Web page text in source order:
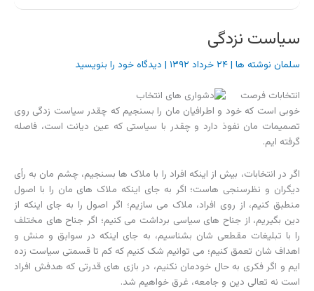
سیاست نزدگی
سلمان نوشته ها |۲۴ خرداد ۱۳۹۲ | دیدگاه‌ خود را بنویسید
انتخابات فرصت
خوبی است که خود و اطرافیان مان را بسنجیم که چقدر سیاست زدگی روی
تصمیمات مان نفوذ دارد و چقدر با سیاستی که عین دیانت است، فاصله
گرفته ایم.
اگر در انتخابات، بیش از اینکه افراد را با ملاک ها بسنجیم، چشم مان به رأی
دیگران و نظرسنجی هاست؛ اگر به جای اینکه ملاک های مان را با اصول
منطبق کنیم، از روی افراد، ملاک می سازیم؛ اگر اصول را به جای اینکه از
دین بگیریم، از جناح های سیاسی برداشت می کنیم؛ اگر جناح های مختلف
را با تبلیغات مقطعی شان بشناسیم، به جای اینکه در سوابق و منش و
اهداف شان تعمق کنیم؛ می توانیم شک کنیم که کم تا قسمتی سیاست زده
ایم و اگر فکری به حال خودمان نکنیم، در بازی های قدرتی که هدفش افراد
است نه تعالی دین و جامعه، غرق خواهیم شد.